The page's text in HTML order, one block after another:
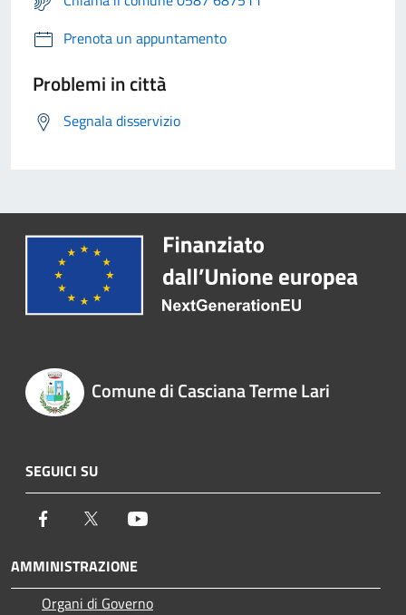
Prenota un appuntamento
Problemi in città
Segnala disservizio
Comune di Casciana Terme Lari
SEGUICI SU
Facebook Twitter
AMMINISTRAZIONE
Organi di Governo